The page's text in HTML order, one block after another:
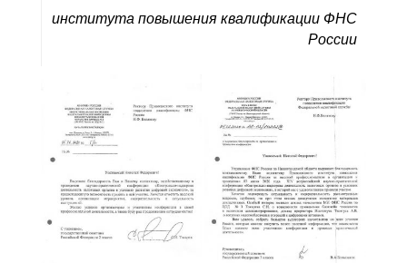
института повышения квалификации ФНС
России